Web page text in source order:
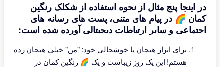
در اینجا پنج مثال از نحوه استفاده از شکلک رنگین
کمان 🌈 در پیام های متنی، پست های رسانه های
اجتماعی و سایر ارتباطات دیجیتالی آورده شده است:
برای ابراز هیجان یا خوشحالی خود: "من" خیلی هیجان زده
هستم! این یک روز زیباست و یک 🌈 رنگین کمان در